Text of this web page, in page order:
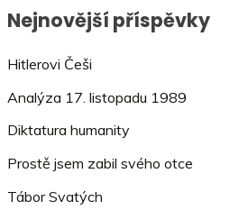
Nejnovější příspěvky
Hitlerovi Češi
Analýza 17. listopadu 1989
Diktatura humanity
Prostě jsem zabil svého otce
Tábor Svatých